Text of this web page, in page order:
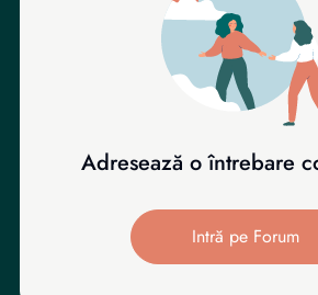
Adresează o întrebare
Intră pe Forum